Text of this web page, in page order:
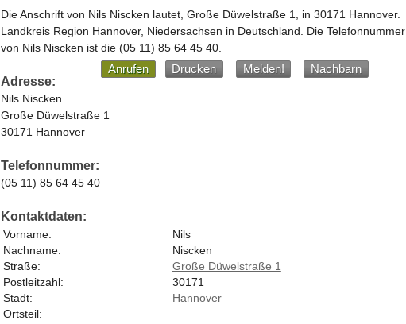
Die Anschrift von Nils Niscken lautet, Große Düwelstraße 1 , in 30171 Hannover.
Landkreis Region Hannover, Niedersachsen in Deutschland
Die Telefonnummer
von Nils Niscken ist die (05 11) 85 64 45 40.
Anrufen Drucken Melden!
Nachbarn
Adresse:
Nils Niscken
Große Düwelstraße 1
30171 Hannover
Telefonnummer:
(05 11) 85 64 45 40
Kontaktdaten:
Vorname:
Nils
Nachname:
Niscken
Straße:
Große Düwelstraße 1
Postleitzahl:
30171
Stadt:
Hannover
Ortsteil: